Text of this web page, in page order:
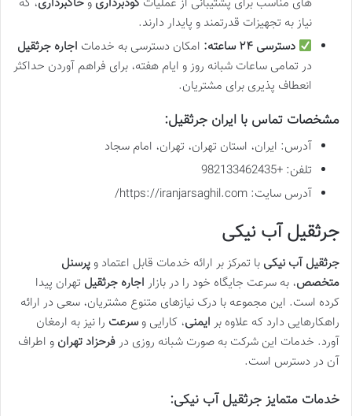
های مناسب برای پشتیبانی از عملیات گودبرداری و خاکبرداری، که
نیاز به تجهیزات قدرتمند و پایدار دارند.
دسترسی ۲۴ ساعته:
امکان دسترسی به خدمات اجاره جرثقیل
در تمامی ساعات شبانه روز و ایام هفته، برای فراهم آوردن حداکثر
انعطاف پذیری برای مشتریان.
مشخصات تماس با ایران جرثقیل:
آدرس: ایران، استان تهران، تهران، امام سجاد
تلفن: +982133462435
آدرس سایت: https://iranjarsaghil.com/
جرثقیل آب نیکی
جرثقیل آب نیکی با تمرکز بر ارائه خدمات قابل اعتماد و پرسنل
متخصص، به سرعت جایگاه خود را در بازار اجاره جرثقیل تهران پیدا
کرده است. این مجموعه با درک نیازهای متنوع مشتریان، سعی در ارائه
راهکارهایی دارد که علاوه بر ایمنی، کارایی وسرعت را نیز به ارمغان
آورد. خدمات این شرکت به صورت شبانه روزی درفرحزاد تهران و اطراف
آن در دسترس است.
خدمات متمایز جرثقیل آب نیکی: